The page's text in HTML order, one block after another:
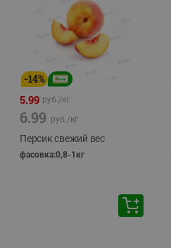
-14%
5.99 руб./кг
6.99 руб./кг
Персик свежий вес
фасовка:0,8-1кг